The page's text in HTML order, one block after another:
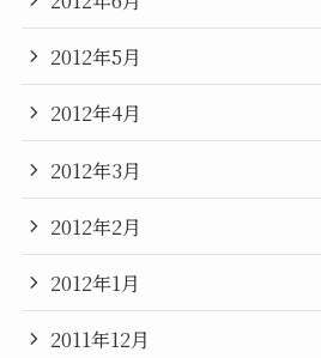
2012年5月
2012年4月
2012年3月
2012年2月
2012年1月
2011年12月